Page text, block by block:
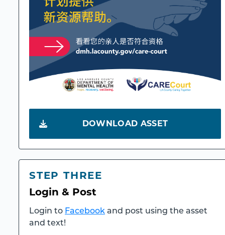
DOWNLOAD ASSET
STEP THREE
Login & Post
Login to Facebook and post using the asset
and text!